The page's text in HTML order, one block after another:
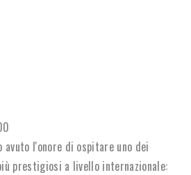
avuto l'onore di ospitare uno dei
prestigiosi a livello internazionale: